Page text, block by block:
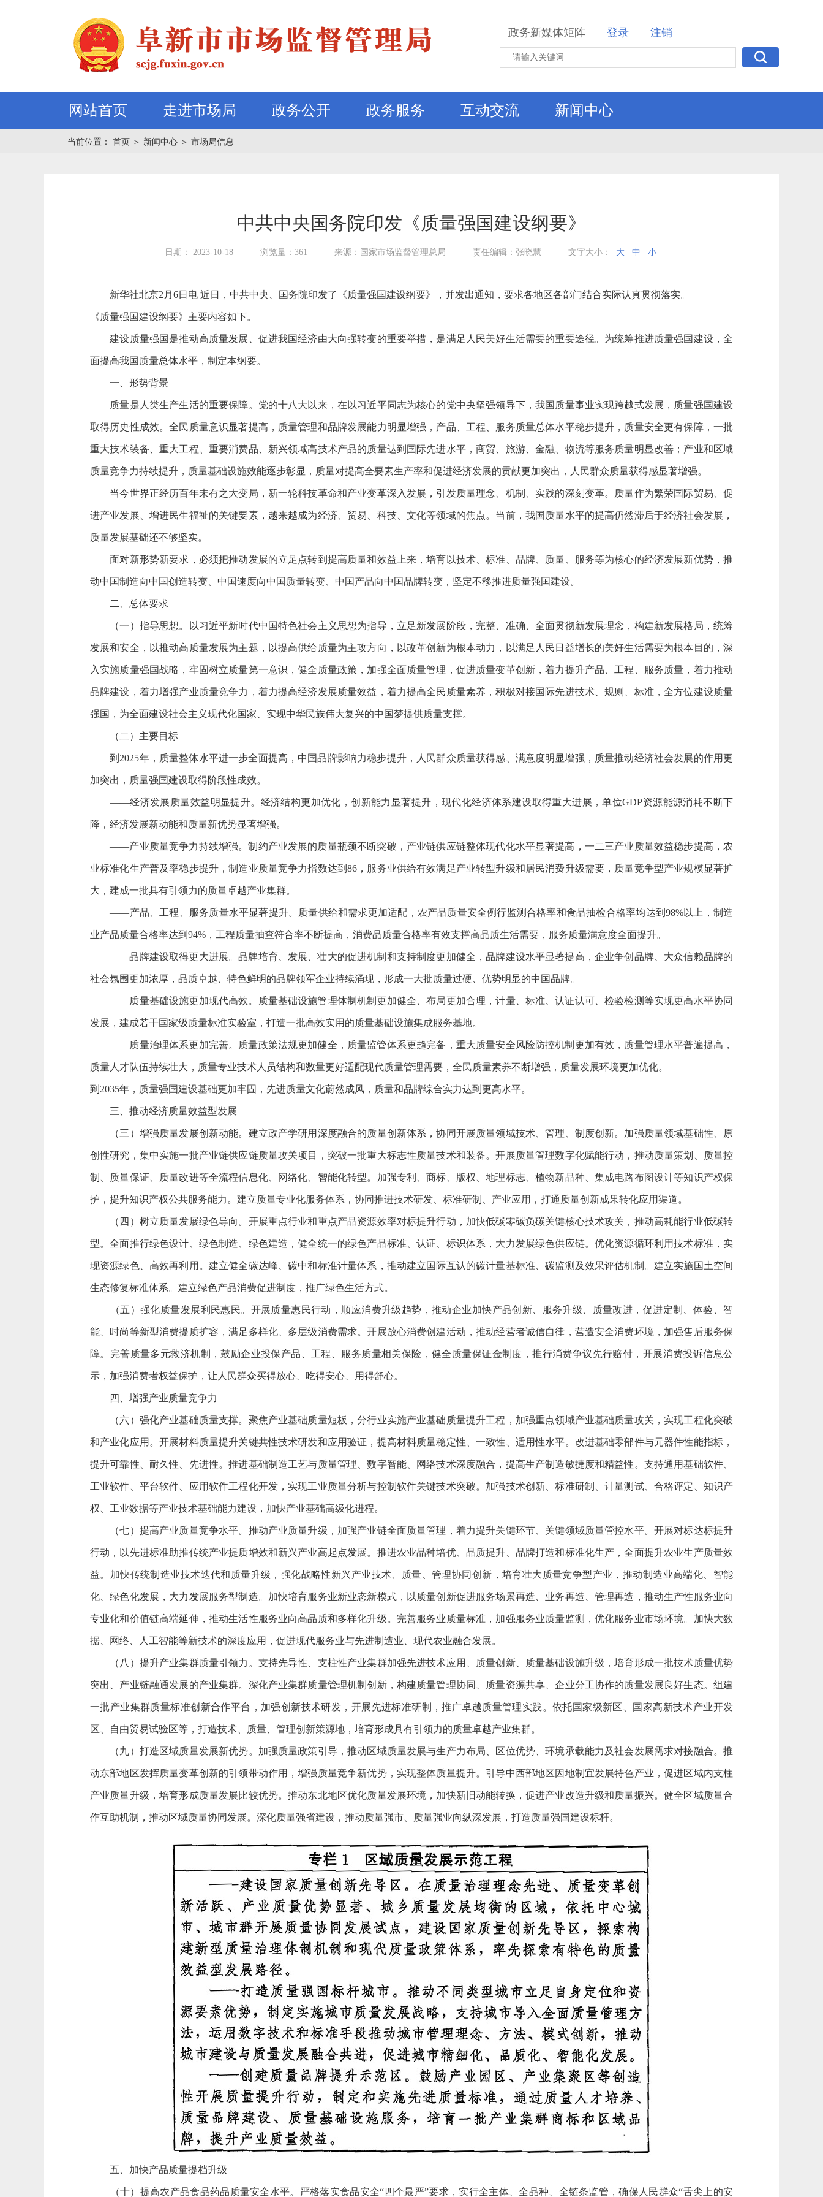
政务新媒体矩阵 | 登录 | 注销
网站首页 走进市场局 政务公开 政务服务 互动交流 新闻中心
当前位置： 首页 ＞ 新闻中心 ＞ 市场局信息
中共中央国务院印发《质量强国建设纲要》
日期： 2023-10-18 浏览量：361 来源：国家市场监督管理总局 责任编辑：张晓慧 文字大小： 大 中 小
新华社北京2月6日电 近日，中共中央、国务院印发了《质量强国建设纲要》，并发出通知，要求各地区各部门结合实际认真贯彻落实。
《质量强国建设纲要》主要内容如下。
建设质量强国是推动高质量发展、促进我国经济由大向强转变的重要举措，是满足人民美好生活需要的重要途径。为统筹推进质量强国建设，全
面提高我国质量总体水平，制定本纲要。
一、形势背景
质量是人类生产生活的重要保障。党的十八大以来，在以习近平同志为核心的党中央坚强领导下，我国质量事业实现跨越式发展，质量强国建设
取得历史性成效。全民质量意识显著提高，质量管理和品牌发展能力明显增强，产品、工程、服务质量总体水平稳步提升，质量安全更有保障，一批
重大技术装备、重大工程、重要消费品、新兴领域高技术产品的质量达到国际先进水平，商贸、旅游、金融、物流等服务质量明显改善；产业和区域
质量竞争力持续提升，质量基础设施效能逐步彰显，质量对提高全要素生产率和促进经济发展的贡献更加突出，人民群众质量获得感显著增强。
当今世界正经历百年未有之大变局，新一轮科技革命和产业变革深入发展，引发质量理念、机制、实践的深刻变革。质量作为繁荣国际贸易、促
进产业发展、增进民生福祉的关键要素，越来越成为经济、贸易、科技、文化等领域的焦点。当前，我国质量水平的提高仍然滞后于经济社会发展，
质量发展基础还不够坚实。
面对新形势新要求，必须把推动发展的立足点转到提高质量和效益上来，培育以技术、标准、品牌、质量、服务等为核心的经济发展新优势，推
动中国制造向中国创造转变、中国速度向中国质量转变、中国产品向中国品牌转变，坚定不移推进质量强国建设。
二、总体要求
（一）指导思想。以习近平新时代中国特色社会主义思想为指导，立足新发展阶段，完整、准确、全面贯彻新发展理念，构建新发展格局，统筹
发展和安全，以推动高质量发展为主题，以提高供给质量为主攻方向，以改革创新为根本动力，以满足人民日益增长的美好生活需要为根本目的，深
入实施质量强国战略，牢固树立质量第一意识，健全质量政策，加强全面质量管理，促进质量变革创新，着力提升产品、工程、服务质量，着力推动
品牌建设，着力增强产业质量竞争力，着力提高经济发展质量效益，着力提高全民质量素养，积极对接国际先进技术、规则、标准，全方位建设质量
强国，为全面建设社会主义现代化国家、实现中华民族伟大复兴的中国梦提供质量支撑。
（二）主要目标
到2025年，质量整体水平进一步全面提高，中国品牌影响力稳步提升，人民群众质量获得感、满意度明显增强，质量推动经济社会发展的作用更
加突出，质量强国建设取得阶段性成效。
——经济发展质量效益明显提升。经济结构更加优化，创新能力显著提升，现代化经济体系建设取得重大进展，单位GDP资源能源消耗不断下
降，经济发展新动能和质量新优势显著增强。
——产业质量竞争力持续增强。制约产业发展的质量瓶颈不断突破，产业链供应链整体现代化水平显著提高，一二三产业质量效益稳步提高，农
业标准化生产普及率稳步提升，制造业质量竞争力指数达到86，服务业供给有效满足产业转型升级和居民消费升级需要，质量竞争型产业规模显著扩
大，建成一批具有引领力的质量卓越产业集群。
——产品、工程、服务质量水平显著提升。质量供给和需求更加适配，农产品质量安全例行监测合格率和食品抽检合格率均达到98%以上，制造
业产品质量合格率达到94%，工程质量抽查符合率不断提高，消费品质量合格率有效支撑高品质生活需要，服务质量满意度全面提升。
——品牌建设取得更大进展。品牌培育、发展、壮大的促进机制和支持制度更加健全，品牌建设水平显著提高，企业争创品牌、大众信赖品牌的
社会氛围更加浓厚，品质卓越、特色鲜明的品牌领军企业持续涌现，形成一大批质量过硬、优势明显的中国品牌。
——质量基础设施更加现代高效。质量基础设施管理体制机制更加健全、布局更加合理，计量、标准、认证认可、检验检测等实现更高水平协同
发展，建成若干国家级质量标准实验室，打造一批高效实用的质量基础设施集成服务基地。
——质量治理体系更加完善。质量政策法规更加健全，质量监管体系更趋完备，重大质量安全风险防控机制更加有效，质量管理水平普遍提高，
质量人才队伍持续壮大，质量专业技术人员结构和数量更好适配现代质量管理需要，全民质量素养不断增强，质量发展环境更加优化。
到2035年，质量强国建设基础更加牢固，先进质量文化蔚然成风，质量和品牌综合实力达到更高水平。
三、推动经济质量效益型发展
（三）增强质量发展创新动能。建立政产学研用深度融合的质量创新体系，协同开展质量领域技术、管理、制度创新。加强质量领域基础性、原
创性研究，集中实施一批产业链供应链质量攻关项目，突破一批重大标志性质量技术和装备。开展质量管理数字化赋能行动，推动质量策划、质量控
制、质量保证、质量改进等全流程信息化、网络化、智能化转型。加强专利、商标、版权、地理标志、植物新品种、集成电路布图设计等知识产权保
护，提升知识产权公共服务能力。建立质量专业化服务体系，协同推进技术研发、标准研制、产业应用，打通质量创新成果转化应用渠道。
（四）树立质量发展绿色导向。开展重点行业和重点产品资源效率对标提升行动，加快低碳零碳负碳关键核心技术攻关，推动高耗能行业低碳转
型。全面推行绿色设计、绿色制造、绿色建造，健全统一的绿色产品标准、认证、标识体系，大力发展绿色供应链。优化资源循环利用技术标准，实
现资源绿色、高效再利用。建立健全碳达峰、碳中和标准计量体系，推动建立国际互认的碳计量基标准、碳监测及效果评估机制。建立实施国土空间
生态修复标准体系。建立绿色产品消费促进制度，推广绿色生活方式。
（五）强化质量发展利民惠民。开展质量惠民行动，顺应消费升级趋势，推动企业加快产品创新、服务升级、质量改进，促进定制、体验、智
能、时尚等新型消费提质扩容，满足多样化、多层级消费需求。开展放心消费创建活动，推动经营者诚信自律，营造安全消费环境，加强售后服务保
障。完善质量多元救济机制，鼓励企业投保产品、工程、服务质量相关保险，健全质量保证金制度，推行消费争议先行赔付，开展消费投诉信息公
示，加强消费者权益保护，让人民群众买得放心、吃得安心、用得舒心。
四、增强产业质量竞争力
（六）强化产业基础质量支撑。聚焦产业基础质量短板，分行业实施产业基础质量提升工程，加强重点领域产业基础质量攻关，实现工程化突破
和产业化应用。开展材料质量提升关键共性技术研发和应用验证，提高材料质量稳定性、一致性、适用性水平。改进基础零部件与元器件性能指标，
提升可靠性、耐久性、先进性。推进基础制造工艺与质量管理、数字智能、网络技术深度融合，提高生产制造敏捷度和精益性。支持通用基础软件、
工业软件、平台软件、应用软件工程化开发，实现工业质量分析与控制软件关键技术突破。加强技术创新、标准研制、计量测试、合格评定、知识产
权、工业数据等产业技术基础能力建设，加快产业基础高级化进程。
（七）提高产业质量竞争水平。推动产业质量升级，加强产业链全面质量管理，着力提升关键环节、关键领域质量管控水平。开展对标达标提升
行动，以先进标准助推传统产业提质增效和新兴产业高起点发展。推进农业品种培优、品质提升、品牌打造和标准化生产，全面提升农业生产质量效
益。加快传统制造业技术迭代和质量升级，强化战略性新兴产业技术、质量、管理协同创新，培育壮大质量竞争型产业，推动制造业高端化、智能
化、绿色化发展，大力发展服务型制造。加快培育服务业新业态新模式，以质量创新促进服务场景再造、业务再造、管理再造，推动生产性服务业向
专业化和价值链高端延伸，推动生活性服务业向高品质和多样化升级。完善服务业质量标准，加强服务业质量监测，优化服务业市场环境。加快大数
据、网络、人工智能等新技术的深度应用，促进现代服务业与先进制造业、现代农业融合发展。
（八）提升产业集群质量引领力。支持先导性、支柱性产业集群加强先进技术应用、质量创新、质量基础设施升级，培育形成一批技术质量优势
突出、产业链融通发展的产业集群。深化产业集群质量管理机制创新，构建质量管理协同、质量资源共享、企业分工协作的质量发展良好生态。组建
一批产业集群质量标准创新合作平台，加强创新技术研发，开展先进标准研制，推广卓越质量管理实践。依托国家级新区、国家高新技术产业开发
区、自由贸易试验区等，打造技术、质量、管理创新策源地，培育形成具有引领力的质量卓越产业集群。
（九）打造区域质量发展新优势。加强质量政策引导，推动区域质量发展与生产力布局、区位优势、环境承载能力及社会发展需求对接融合。推
动东部地区发挥质量变革创新的引领带动作用，增强质量竞争新优势，实现整体质量提升。引导中西部地区因地制宜发展特色产业，促进区域内支柱
产业质量升级，培育形成质量发展比较优势。推动东北地区优化质量发展环境，加快新旧动能转换，促进产业改造升级和质量振兴。健全区域质量合
作互助机制，推动区域质量协同发展。深化质量强省建设，推动质量强市、质量强业向纵深发展，打造质量强国建设标杆。
五、加快产品质量提档升级
（十）提高农产品食品药品质量安全水平。严格落实食品安全“四个最严”要求，实行全主体、全品种、全链条监管，确保人民群众“舌尖上的安